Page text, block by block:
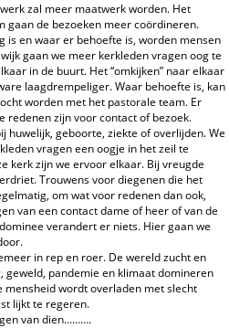
zal meer maatwerk worden. Het
gaan de bezoeken meer coördineren.
is en waar er behoefte is, worden mensen
gaan we meer kerkleden vragen oog te
in de buurt. Het “omkijken” naar elkaar
laagdrempeliger. Waar behoefte is, kan
worden met het pastorale team. Er
redenen zijn voor contact of bezoek.
huwelijk, geboorte, ziekte of overlijden. We
vragen een oogje in het zeil te
kerk zijn we ervoor elkaar. Bij vreugde
Trouwens voor diegenen die het
om wat voor redenen dan ook,
van een contact dame of heer of van de
verandert er niets. Hier gaan we
in rep en roer. De wereld zucht en
geweld, pandemie en klimaat domineren
mensheid wordt overladen met slecht
lijkt te regeren.
van dien……….